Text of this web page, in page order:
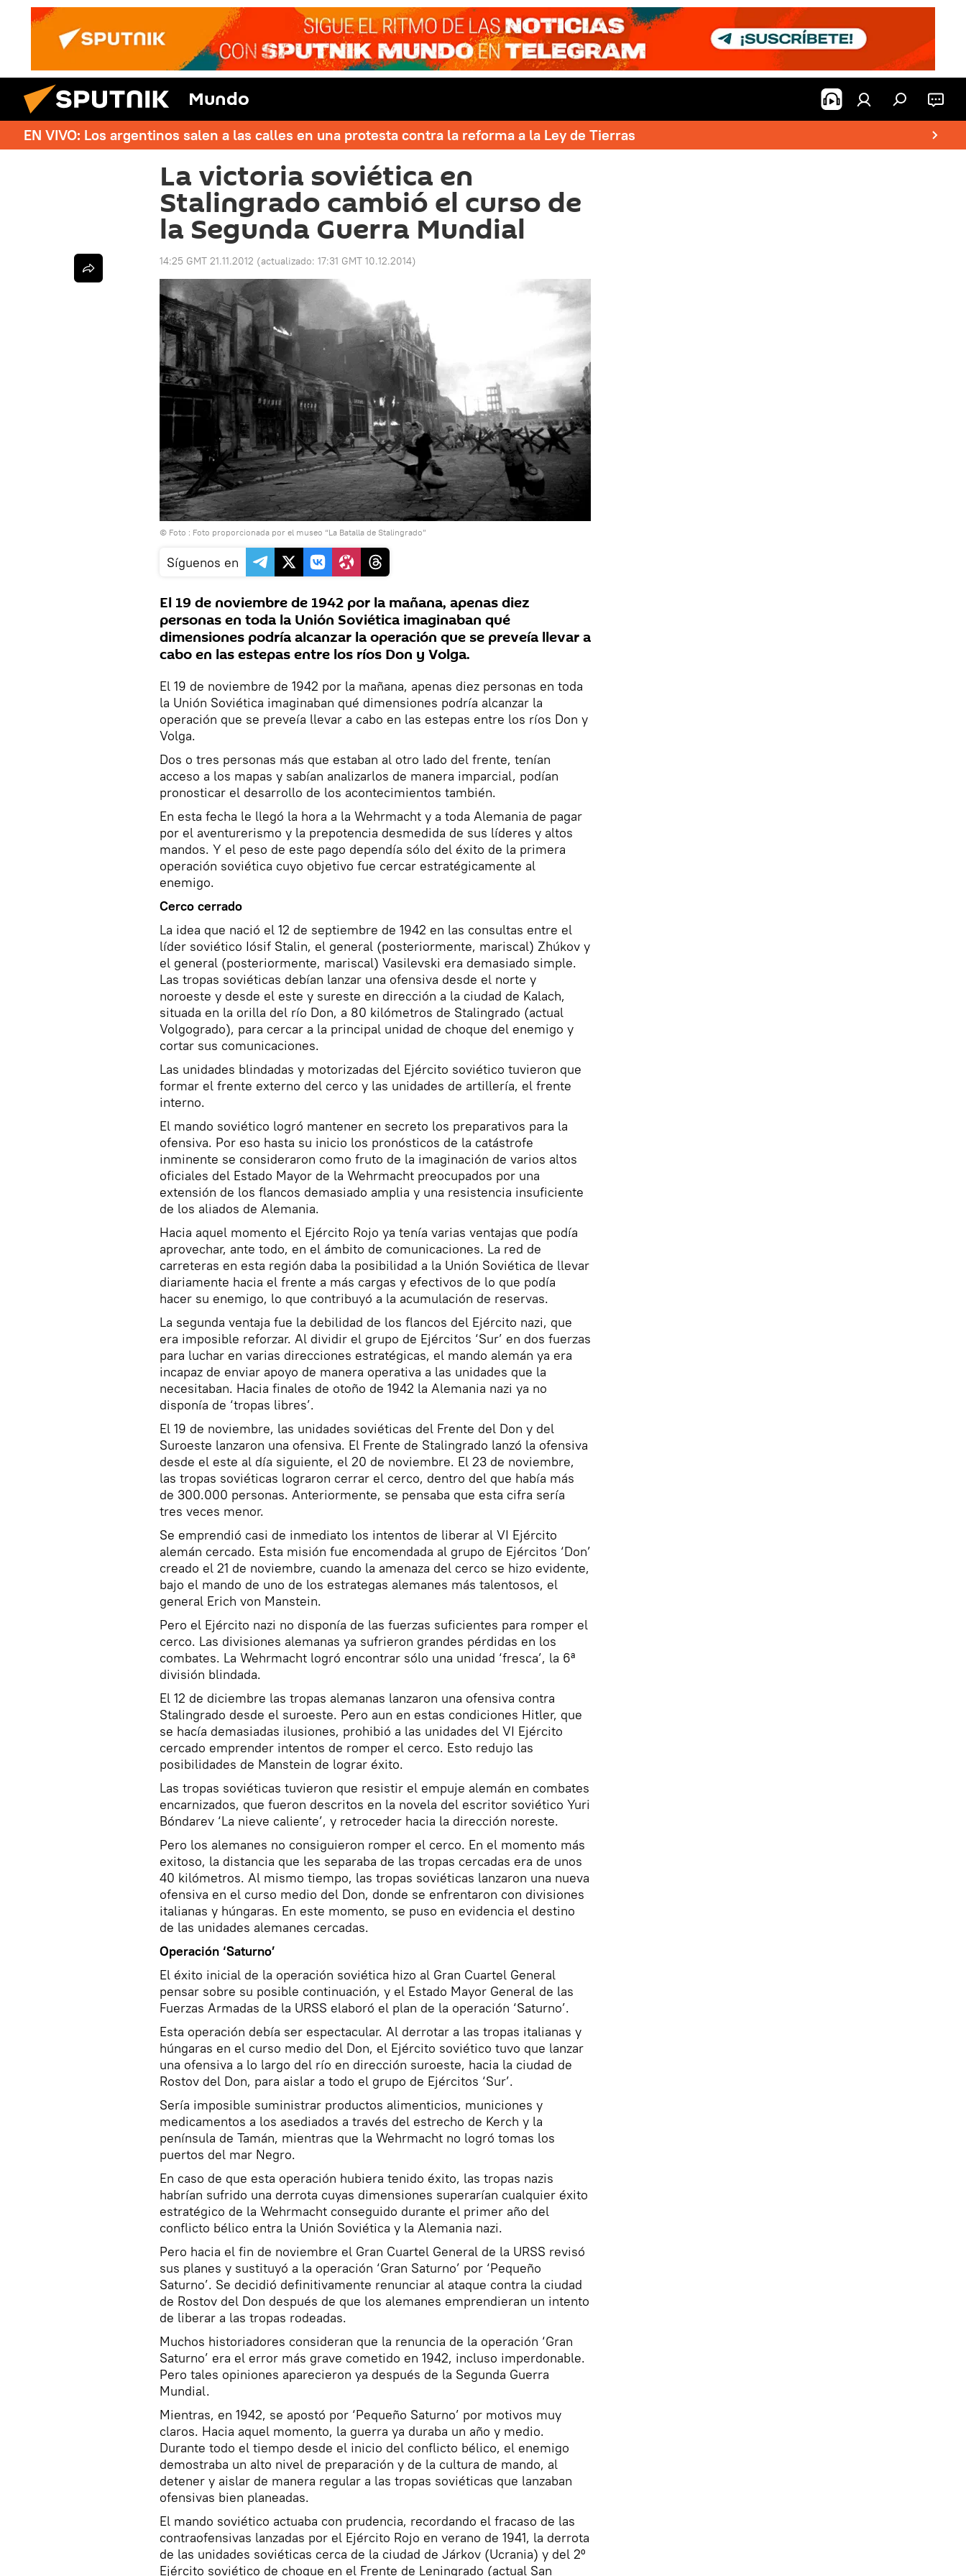
Mundo
EN VIVO: Los argentinos salen a las calles en una protesta contra la reforma a la Ley de Tierras
La victoria soviética en
Stalingrado cambió el curso de
la Segunda Guerra Mundial
14:25 GMT 21.11.2012 (actualizado: 17:31 GMT 10.12.2014)
© Foto : Foto proporcionada por el museo “La Batalla de Stalingrado”
Síguenos en
El 19 de noviembre de 1942 por la mañana, apenas diez
personas en toda la Unión Soviética imaginaban qué
dimensiones podría alcanzar la operación que se preveía llevar a
cabo en las estepas entre los ríos Don y Volga.
El 19 de noviembre de 1942 por la mañana, apenas diez personas en toda
la Unión Soviética imaginaban qué dimensiones podría alcanzar la
operación que se preveía llevar a cabo en las estepas entre los ríos Don y
Volga.
Dos o tres personas más que estaban al otro lado del frente, tenían
acceso a los mapas y sabían analizarlos de manera imparcial, podían
pronosticar el desarrollo de los acontecimientos también.
En esta fecha le llegó la hora a la Wehrmacht y a toda Alemania de pagar
por el aventurerismo y la prepotencia desmedida de sus líderes y altos
mandos. Y el peso de este pago dependía sólo del éxito de la primera
operación soviética cuyo objetivo fue cercar estratégicamente al
enemigo.
Cerco cerrado
La idea que nació el 12 de septiembre de 1942 en las consultas entre el
líder soviético Iósif Stalin, el general (posteriormente, mariscal) Zhúkov y
el general (posteriormente, mariscal) Vasilevski era demasiado simple.
Las tropas soviéticas debían lanzar una ofensiva desde el norte y
noroeste y desde el este y sureste en dirección a la ciudad de Kalach,
situada en la orilla del río Don, a 80 kilómetros de Stalingrado (actual
Volgogrado), para cercar a la principal unidad de choque del enemigo y
cortar sus comunicaciones.
Las unidades blindadas y motorizadas del Ejército soviético tuvieron que
formar el frente externo del cerco y las unidades de artillería, el frente
interno.
El mando soviético logró mantener en secreto los preparativos para la
ofensiva. Por eso hasta su inicio los pronósticos de la catástrofe
inminente se consideraron como fruto de la imaginación de varios altos
oficiales del Estado Mayor de la Wehrmacht preocupados por una
extensión de los flancos demasiado amplia y una resistencia insuficiente
de los aliados de Alemania.
Hacia aquel momento el Ejército Rojo ya tenía varias ventajas que podía
aprovechar, ante todo, en el ámbito de comunicaciones. La red de
carreteras en esta región daba la posibilidad a la Unión Soviética de llevar
diariamente hacia el frente a más cargas y efectivos de lo que podía
hacer su enemigo, lo que contribuyó a la acumulación de reservas.
La segunda ventaja fue la debilidad de los flancos del Ejército nazi, que
era imposible reforzar. Al dividir el grupo de Ejércitos ‘Sur’ en dos fuerzas
para luchar en varias direcciones estratégicas, el mando alemán ya era
incapaz de enviar apoyo de manera operativa a las unidades que la
necesitaban. Hacia finales de otoño de 1942 la Alemania nazi ya no
disponía de ‘tropas libres’.
El 19 de noviembre, las unidades soviéticas del Frente del Don y del
Suroeste lanzaron una ofensiva. El Frente de Stalingrado lanzó la ofensiva
desde el este al día siguiente, el 20 de noviembre. El 23 de noviembre,
las tropas soviéticas lograron cerrar el cerco, dentro del que había más
de 300.000 personas. Anteriormente, se pensaba que esta cifra sería
tres veces menor.
Se emprendió casi de inmediato los intentos de liberar al VI Ejército
alemán cercado. Esta misión fue encomendada al grupo de Ejércitos ‘Don’
creado el 21 de noviembre, cuando la amenaza del cerco se hizo evidente,
bajo el mando de uno de los estrategas alemanes más talentosos, el
general Erich von Manstein.
Pero el Ejército nazi no disponía de las fuerzas suficientes para romper el
cerco. Las divisiones alemanas ya sufrieron grandes pérdidas en los
combates. La Wehrmacht logró encontrar sólo una unidad ‘fresca’, la 6ª
división blindada.
El 12 de diciembre las tropas alemanas lanzaron una ofensiva contra
Stalingrado desde el suroeste. Pero aun en estas condiciones Hitler, que
se hacía demasiadas ilusiones, prohibió a las unidades del VI Ejército
cercado emprender intentos de romper el cerco. Esto redujo las
posibilidades de Manstein de lograr éxito.
Las tropas soviéticas tuvieron que resistir el empuje alemán en combates
encarnizados, que fueron descritos en la novela del escritor soviético Yuri
Bóndarev ‘La nieve caliente’, y retroceder hacia la dirección noreste.
Pero los alemanes no consiguieron romper el cerco. En el momento más
exitoso, la distancia que les separaba de las tropas cercadas era de unos
40 kilómetros. Al mismo tiempo, las tropas soviéticas lanzaron una nueva
ofensiva en el curso medio del Don, donde se enfrentaron con divisiones
italianas y húngaras. En este momento, se puso en evidencia el destino
de las unidades alemanes cercadas.
Operación ‘Saturno’
El éxito inicial de la operación soviética hizo al Gran Cuartel General
pensar sobre su posible continuación, y el Estado Mayor General de las
Fuerzas Armadas de la URSS elaboró el plan de la operación ‘Saturno’.
Esta operación debía ser espectacular. Al derrotar a las tropas italianas y
húngaras en el curso medio del Don, el Ejército soviético tuvo que lanzar
una ofensiva a lo largo del río en dirección suroeste, hacia la ciudad de
Rostov del Don, para aislar a todo el grupo de Ejércitos ‘Sur’.
Sería imposible suministrar productos alimenticios, municiones y
medicamentos a los asediados a través del estrecho de Kerch y la
península de Tamán, mientras que la Wehrmacht no logró tomas los
puertos del mar Negro.
En caso de que esta operación hubiera tenido éxito, las tropas nazis
habrían sufrido una derrota cuyas dimensiones superarían cualquier éxito
estratégico de la Wehrmacht conseguido durante el primer año del
conflicto bélico entra la Unión Soviética y la Alemania nazi.
Pero hacia el fin de noviembre el Gran Cuartel General de la URSS revisó
sus planes y sustituyó a la operación ‘Gran Saturno’ por ‘Pequeño
Saturno’. Se decidió definitivamente renunciar al ataque contra la ciudad
de Rostov del Don después de que los alemanes emprendieran un intento
de liberar a las tropas rodeadas.
Muchos historiadores consideran que la renuncia de la operación ‘Gran
Saturno’ era el error más grave cometido en 1942, incluso imperdonable.
Pero tales opiniones aparecieron ya después de la Segunda Guerra
Mundial.
Mientras, en 1942, se apostó por ‘Pequeño Saturno’ por motivos muy
claros. Hacia aquel momento, la guerra ya duraba un año y medio.
Durante todo el tiempo desde el inicio del conflicto bélico, el enemigo
demostraba un alto nivel de preparación y de la cultura de mando, al
detener y aislar de manera regular a las tropas soviéticas que lanzaban
ofensivas bien planeadas.
El mando soviético actuaba con prudencia, recordando el fracaso de las
contraofensivas lanzadas por el Ejército Rojo en verano de 1941, la derrota
de las unidades soviéticas cerca de la ciudad de Járkov (Ucrania) y del 2º
Ejército soviético de choque en el Frente de Leningrado (actual San